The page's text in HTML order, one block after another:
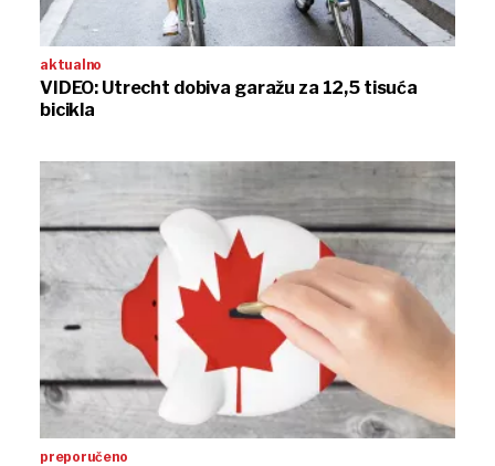
aktualno
VIDEO: Utrecht dobiva garažu za 12,5 tisuća
bicikla
preporučeno